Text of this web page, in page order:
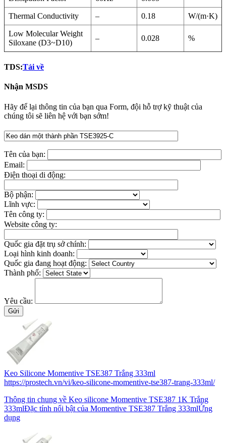
Thermal Conductivity – 0.18 W/(m·K)
Low Molecular Weight
Siloxane (D3~D10)
– 0.028 %
TDS:Tải về
Nhận MSDS
Hãy để lại thông tin của bạn qua Form, đội hỗ trợ kỹ thuật của
chúng tôi sẽ liên hệ với bạn sớm!
Tên của bạn:
Email:
Điện thoại di động:
Bộ phận:
Lĩnh vực:
Tên công ty:
Website công ty:
Quốc gia đặt trụ sở chính:
Loại hình kinh doanh:
Quốc gia đang hoạt động:
Thành phố:
Yêu cầu:
Keo Silicone Momentive TSE387 Trắng 333ml
https://prostech.vn/vi/keo-silicone-momentive-tse387-trang-333ml/
Thông tin chung về Keo silicone Momentive TSE387 1K Trắng
333mlĐặc tính nổi bật của Momentive TSE387 Trắng 333mlỨng
dụng